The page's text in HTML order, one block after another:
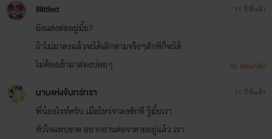
lllittled
ยังแต่งต่ออยู่มั้ย?
ถ้าไม่มาลงแล้วจะได้เลิกตามจริงๆสักทีก็จะได้
ไม่ต้องเข้ามาส่องบ่อยๆ
11 ปีที่แล้ว
ตอบกลับ
นามแห่งจันทร์ทรา
พี่น้องไรท์ครับ เมื่อไหร่จาลงซักที รู้มั้ยเรา
หัวใจแทบขาด อยากอ่านต่อจาตายอยู่แล้ว เรา
11 ปีที่แล้ว